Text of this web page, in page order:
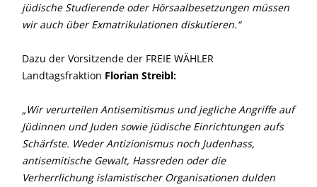
jüdische Studierende oder Hörsaalbesetzungen müssen
wir auch über Exmatrikulationen diskutieren.“
Dazu der Vorsitzende der FREIE WÄHLER
Landtagsfraktion Florian Streibl:
Wir verurteilen Antisemitismus und jegliche Angriffe auf
Jüdinnen und Juden sowie jüdische Einrichtungen aufs
Schärfste. Weder Antizionismus noch Judenhass,
antisemitische Gewalt, Hassreden oder die
Verherrlichung islamistischer Organisationen dulden